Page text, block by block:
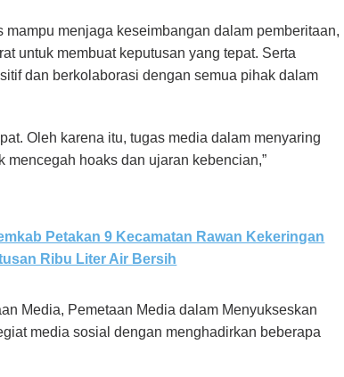
menjaga keseimbangan dalam pemberitaan,
untuk membuat keputusan yang tepat. Serta
dan berkolaborasi dengan semua pihak dalam
Oleh karena itu, tugas media dalam menyaring
hoaks dan ujaran kebencian,”
Petakan 9 Kecamatan Rawan Kekeringan
Ribu Liter Air Bersih
Media, Pemetaan Media dalam Menyukseskan
media sosial dengan menghadirkan beberapa